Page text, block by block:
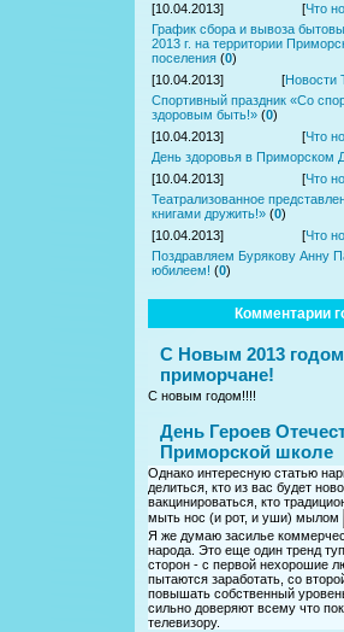
[10.04.2013] [Что
График сбора и вывоза
2013 г. на территории
поселения (0)
[10.04.2013]
[Новости
Спортивный праздник «Со
здоровым быть!» (0)
[10.04.2013]
[Что
День здоровья в Приморском
[10.04.2013]
[Что
Театрализованное
книгами дружить!» (0)
[10.04.2013]
[Что
Поздравляем Бурякову Анну
юбилеем! (0)
Комментарии
С Новым 2013
приморчане!
С новым годом!!!!
День Героев
Приморской школе
Однако интересную статью
делиться, кто из вас будет
вакцинироваться, кто
мыть нос (и рот, и уши) мылом
Я же думаю засилье
народа. Это еще один тренд
сторон - с первой нехорошие
пытаются заработать, со
повышать собственный
сильно доверяют всему что
телевизору.